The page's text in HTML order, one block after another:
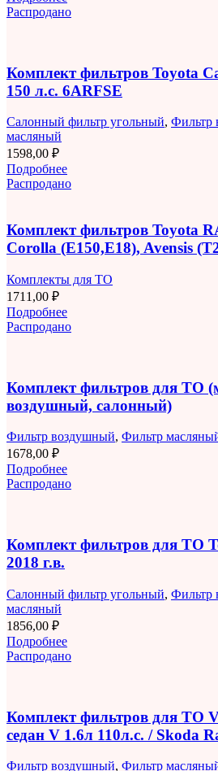
Распродано
Комплект фильтров Toyota
150 л.с. 6ARFSE
Салонный фильтр угольный, Фильтр
масляный
1598,00 ₽
Подробнее
Распродано
Комплект фильтров Toyota
Corolla (E150,E18), Avensis
Комплекты для ТО
1711,00 ₽
Подробнее
Распродано
Комплект фильтров для ТО
воздушный, салонный)
Фильтр воздушный, Фильтр
1678,00 ₽
Подробнее
Распродано
Комплект фильтров для ТО
2018 г.в.
Салонный фильтр угольный, Фильтр
масляный
1856,00 ₽
Подробнее
Распродано
Комплект фильтров для ТО
седан V 1.6л 110л.с. / Skoda
Фильтр воздушный, Фильтр